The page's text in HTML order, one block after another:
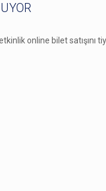
online bilet satışını